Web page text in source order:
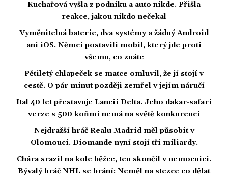
Kuchařová vyšla z podniku a auto nikde. Přišla
reakce, jakou nikdo nečekal
Vyměnitelná baterie, dva systémy a žádný Android
ani iOS. Němci postavili mobil, který jde proti
všemu, co znáte
Pětiletý chlapeček se matce omluvil, že jí stojí v
cestě. O pár minut později zemřel v jejím náručí
Ital 40 let přestavuje Lancii Delta. Jeho dakar-safari
verze s 500 koňmi nemá na světě konkurenci
Nejdražší hráč Realu Madrid měl působit v
Olomouci. Diomande nyní stojí tři miliardy.
Chára srazil na kole běžce, ten skončil v nemocnici.
Bývalý hráč NHL se brání: Neměl na stezce co dělat